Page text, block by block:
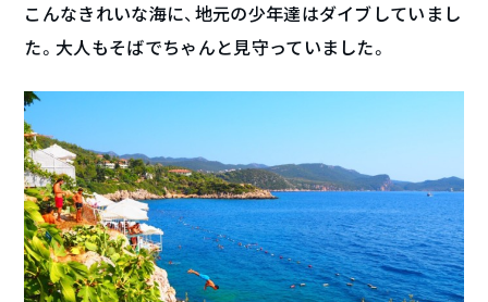
こんなきれいな海に、地元の少年達はダイブしていまし
た。大人もそばでちゃんと見守っていました。